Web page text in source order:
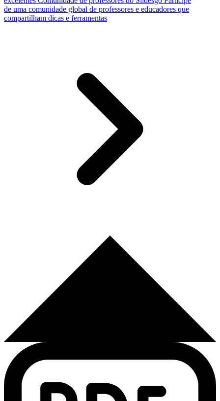
de uma comunidade global de professores e educadores que
compartilham dicas e ferramentas